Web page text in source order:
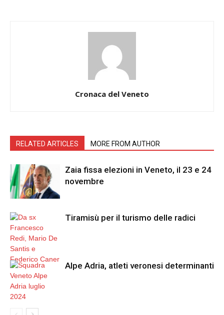
Cronaca del Veneto
RELATED ARTICLES MORE FROM AUTHOR
Zaia fissa elezioni in Veneto, il 23 e 24
novembre
Tiramisù per il turismo delle radici
Alpe Adria, atleti veronesi determinanti